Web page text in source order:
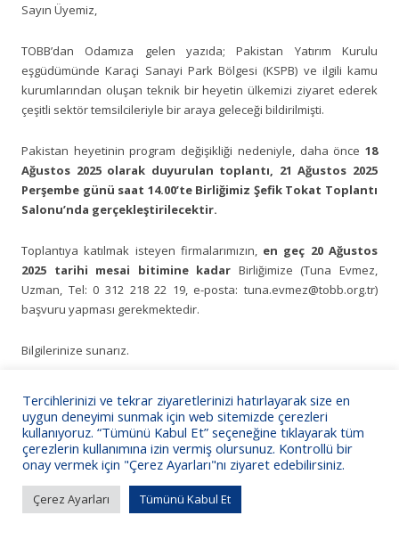
Sayın Üyemiz,
TOBB’dan Odamıza gelen yazıda; Pakistan Yatırım Kurulu
eşgüdümünde Karaçi Sanayi Park Bölgesi (KSPB) ve ilgili kamu
kurumlarından oluşan teknik bir heyetin ülkemizi ziyaret ederek
çeşitli sektör temsilcileriyle bir araya geleceği bildirilmişti.
Pakistan heyetinin program değişikliği nedeniyle, daha önce 18
Ağustos 2025 olarak duyurulan toplantı, 21 Ağustos 2025
Perşembe günü saat 14.00’te Birliğimiz Şefik Tokat Toplantı
Salonu’nda gerçekleştirilecektir.
Toplantıya katılmak isteyen firmalarımızın, en geç 20 Ağustos
2025 tarihi mesai bitimine kadar Birliğimize (Tuna Evmez,
Uzman, Tel: 0 312 218 22 19, e-posta: tuna.evmez@tobb.org.tr)
başvuru yapması gerekmektedir.
Bilgilerinize sunarız.
KSO Bilgi İşlem
Tercihlerinizi ve tekrar ziyaretlerinizi hatırlayarak size en
uygun deneyimi sunmak için web sitemizde çerezleri
kullanıyoruz. “Tümünü Kabul Et” seçeneğine tıklayarak tüm
çerezlerin kullanımına izin vermiş olursunuz. Kontrollü bir
onay vermek için "Çerez Ayarları"nı ziyaret edebilirsiniz.
Çerez Ayarları Tümünü Kabul Et